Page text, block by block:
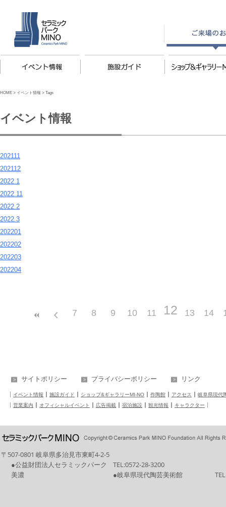
HOME > イベント情報 > Tags
イベント情報
202111
202112
2022.1
2022.11
2022.2
2022.3
202201
202202
202203
202204
7 8 9 10 11 12 13 14
サイトポリシー プライバシーポリシー リンク
イベント情報 施設ガイド ショップ&ギャラリーMI-NO 作陶館 アクセス
岐阜県現代
営業案内
オフィシャルイベント 広告掲載 宿泊施設 観光情報 キャラクター
〒507-0801 岐阜県多治見市東町4-2-5
●公益財団法人セラミックパーク
美濃
TEL:0572-28-3200
●岐阜県現代陶芸美術館